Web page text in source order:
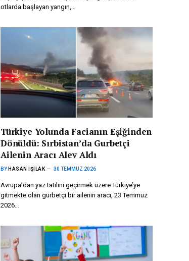
otlarda başlayan yangın,…
Türkiye Yolunda Facianın Eşiğinden
Dönüldü: Sırbistan’da Gurbetçi
Ailenin Aracı Alev Aldı
BY HASAN IŞILAK 30 TEMMUZ 2026
Avrupa’dan yaz tatilini geçirmek üzere Türkiye’ye
gitmekte olan gurbetçi bir ailenin aracı, 23 Temmuz
2026…